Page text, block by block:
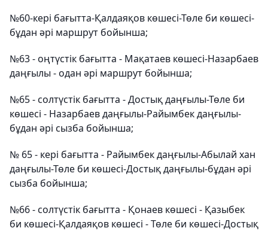
№60-кері бағытта-Қалдаяқов көшесі-Төле би көшесі-
бұдан әрі маршрут бойынша;
№63 - оңтүстік бағытта - Мақатаев көшесі-Назарбаев
даңғылы - одан әрі маршрут бойынша;
№65 - солтүстік бағытта - Достық даңғылы-Төле би
көшесі - Назарбаев даңғылы-Райымбек даңғылы-
бұдан әрі сызба бойынша;
№ 65 - кері бағытта - Райымбек даңғылы-Абылай хан
даңғылы-Төле би көшесі-Достық даңғылы-бұдан әрі
сызба бойынша;
№66 - солтүстік бағытта - Қонаев көшесі - Қазыбек
би көшесі-Қалдаяқов көшесі - Төле би көшесі-Достық